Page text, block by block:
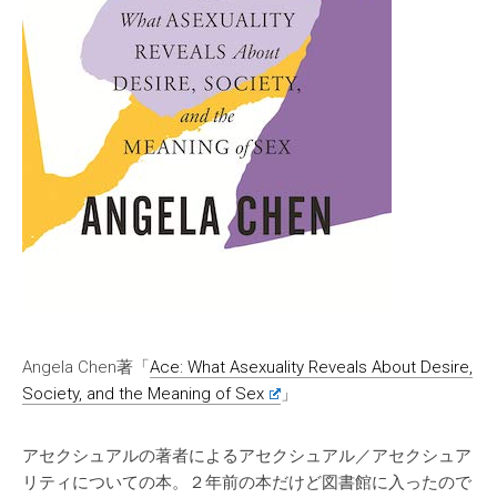
Angela Chen著「Ace: What Asexuality Reveals About Desire,
Society, and the Meaning of Sex
」
アセクシュアルの著者によるアセクシュアル／アセクシュア
リティについての本。２年前の本だけど図書館に入ったので